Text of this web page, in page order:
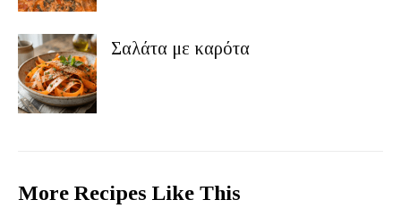
Σαλάτα με καρότα
More Recipes Like This